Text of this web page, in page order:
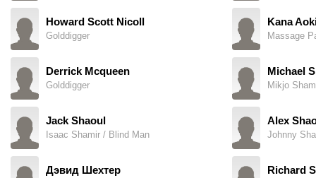
Howard Scott Nicoll
Golddigger
Derrick Mcqueen
Golddigger
Jack Shaoul
Isaac Shamir / Blind Man
Дэвид Шехтер
Kana
Massage
Michael
Mikjo
Alex
Johnny
Richard